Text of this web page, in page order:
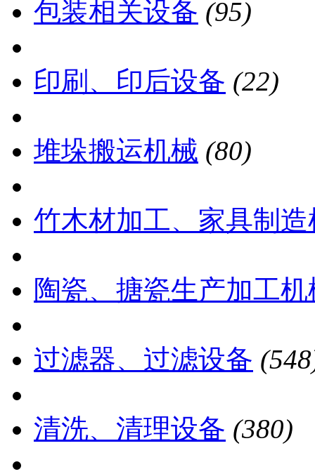
包装相关设备 (95)
印刷、印后设备 (22)
堆垛搬运机械 (80)
竹木材加工、家具制造
陶瓷、搪瓷生产加工机
过滤器、过滤设备
清洗、清理设备 (380)